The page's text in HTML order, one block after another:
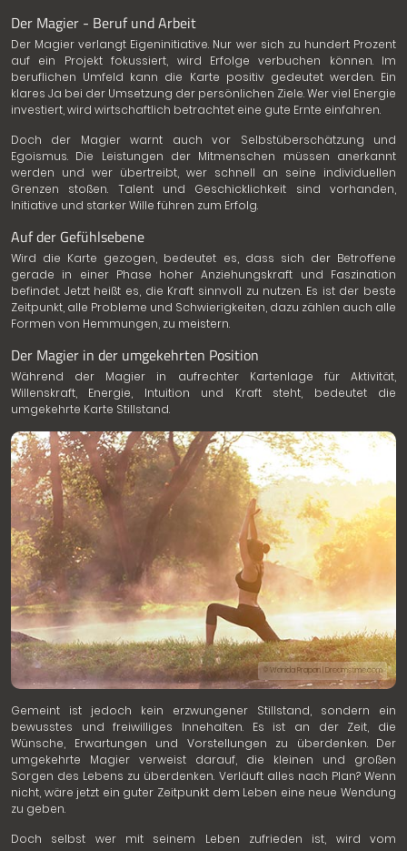
Der Magier - Beruf und Arbeit
Der Magier verlangt Eigeninitiative. Nur wer sich zu hundert Prozent
auf ein Projekt fokussiert, wird Erfolge verbuchen können. Im
beruflichen Umfeld kann die Karte positiv gedeutet werden. Ein
klares Ja bei der Umsetzung der persönlichen Ziele. Wer viel Energie
investiert, wird wirtschaftlich betrachtet eine gute Ernte einfahren.
Doch der Magier warnt auch vor Selbstüberschätzung und
Egoismus. Die Leistungen der Mitmenschen müssen anerkannt
werden und wer übertreibt, wer schnell an seine individuellen
Grenzen stoßen. Talent und Geschicklichkeit sind vorhanden,
Initiative und starker Wille führen zum Erfolg.
Auf der Gefühlsebene
Wird die Karte gezogen, bedeutet es, dass sich der Betroffene
gerade in einer Phase hoher Anziehungskraft und Faszination
befindet. Jetzt heißt es, die Kraft sinnvoll zu nutzen. Es ist der beste
Zeitpunkt, alle Probleme und Schwierigkeiten, dazu zählen auch alle
Formen von Hemmungen, zu meistern.
Der Magier in der umgekehrten Position
Während der Magier in aufrechter Kartenlage für Aktivität,
Willenskraft, Energie, Intuition und Kraft steht, bedeutet die
umgekehrte Karte Stillstand.
© Wanida Prapan | Dreamstime.com
Gemeint ist jedoch kein erzwungener Stillstand, sondern ein
bewusstes und freiwilliges Innehalten. Es ist an der Zeit, die
Wünsche, Erwartungen und Vorstellungen zu überdenken. Der
umgekehrte Magier verweist darauf, die kleinen und großen
Sorgen des Lebens zu überdenken. Verläuft alles nach Plan? Wenn
nicht, wäre jetzt ein guter Zeitpunkt dem Leben eine neue Wendung
zu geben.
Doch selbst wer mit seinem Leben zufrieden ist, wird vom